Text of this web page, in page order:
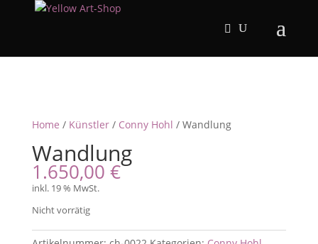
Home / Künstler/ Conny Hohl / Wandlung
Wandlung
1.650,00 €
inkl. 19 % MwSt.
Nicht vorrätig